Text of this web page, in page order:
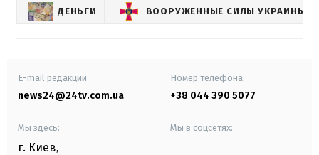
ДЕНЬГИ ВООРУЖЕННЫЕ СИЛЫ УКРАИНЫ
E-mail редакции
news24@24tv.com.ua
Номер телефона:
+38 044 390 5077
Мы здесь:
г. Киев,
Мы в соцсетях: